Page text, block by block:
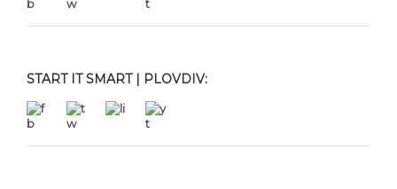
START IT SMART | PLOVDIV: